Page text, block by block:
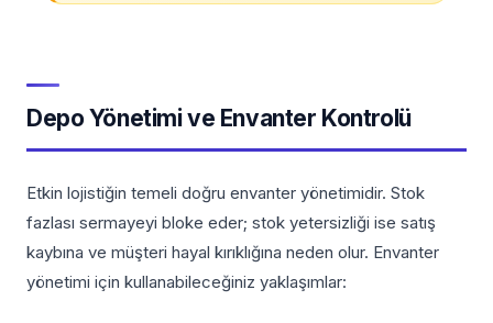
Depo Yönetimi ve Envanter Kontrolü
Etkin lojistiğin temeli doğru envanter yönetimidir. Stok
fazlası sermayeyi bloke eder; stok yetersizliği ise satış
kaybına ve müşteri hayal kırıklığına neden olur. Envanter
yönetimi için kullanabileceğiniz yaklaşımlar: